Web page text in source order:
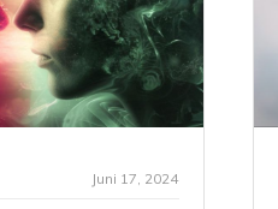
Juni 17, 2024